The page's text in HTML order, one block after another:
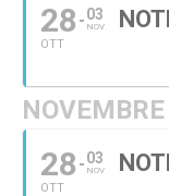
28
OTT
03
NOV
NOVEMBRE
28
OTT
03
NOV